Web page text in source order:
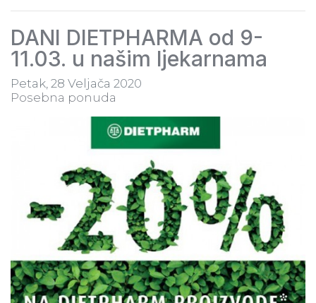
DANI DIETPHARMA od 9-
11.03. u našim ljekarnama
Petak, 28 Veljača 2020
Posebna ponuda